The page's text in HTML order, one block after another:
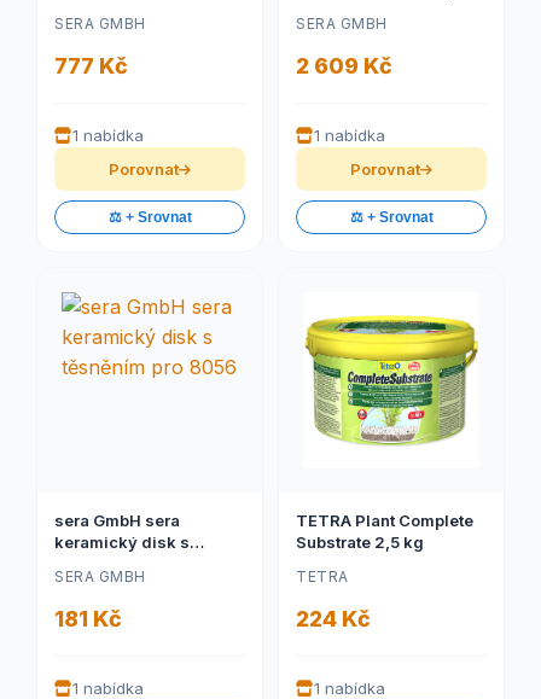
SERA GMBH
777 Kč
1 nabídka
Porovnat
⚖️ + Srovnat
SERA GMBH
2 609 Kč
1 nabídka
Porovnat
⚖️ + Srovnat
sera GmbH sera
keramický disk s
SERA GMBH
181 Kč
1 nabídka
TETRA Plant Complete
Substrate 2,5 kg
TETRA
224 Kč
1 nabídka